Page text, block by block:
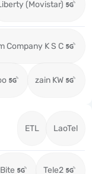
(Movistar)
Company K S C
zain KW
ETL LaoTel
Bite Tele2